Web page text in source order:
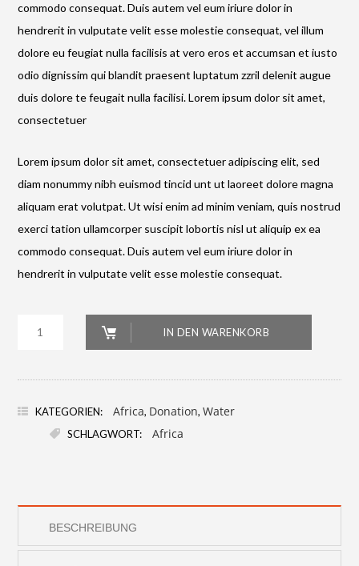
commodo consequat. Duis autem vel eum iriure dolor in
hendrerit in vulputate velit esse molestie consequat, vel illum
dolore eu feugiat nulla facilisis at vero eros et accumsan et iusto
odio dignissim qui blandit praesent luptatum zzril delenit augue
duis dolore te feugait nulla facilisi. Lorem ipsum dolor sit amet,
consectetuer
Lorem ipsum dolor sit amet, consectetuer adipiscing elit, sed
diam nonummy nibh euismod tincid unt ut laoreet dolore magna
aliquam erat volutpat. Ut wisi enim ad minim veniam, quis nostrud
exerci tation ullamcorper suscipit lobortis nisl ut aliquip ex ea
commodo consequat. Duis autem vel eum iriure dolor in
hendrerit in vulputate velit esse molestie consequat.
Retro
IN DEN WARENKORB
KATEGORIEN: Africa, Donation,Water
SCHLAGWORT: Africa
BESCHREIBUNG